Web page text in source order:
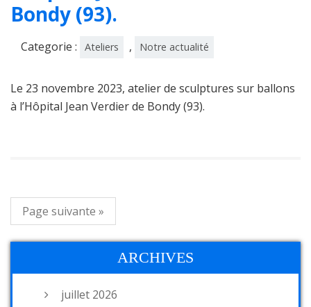
Bondy (93).
Categorie : Ateliers , Notre actualité
Le 23 novembre 2023, atelier de sculptures sur ballons
à l’Hôpital Jean Verdier de Bondy (93).
Page suivante »
ARCHIVES
juillet 2026